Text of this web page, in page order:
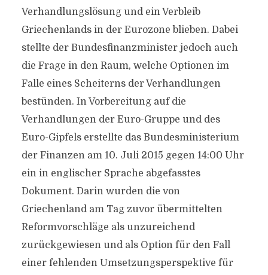
Verhandlungslösung und ein Verbleib
Griechenlands in der Eurozone blieben. Dabei
stellte der Bundesfinanzminister jedoch auch
die Frage in den Raum, welche Optionen im
Falle eines Scheiterns der Verhandlungen
bestünden. In Vorbereitung auf die
Verhandlungen der Euro-Gruppe und des
Euro-Gipfels erstellte das Bundesministerium
der Finanzen am 10. Juli 2015 gegen 14:00 Uhr
ein in englischer Sprache abgefasstes
Dokument. Darin wurden die von
Griechenland am Tag zuvor übermittelten
Reformvorschläge als unzureichend
zurückgewiesen und als Option für den Fall
einer fehlenden Umsetzungsperspektive für